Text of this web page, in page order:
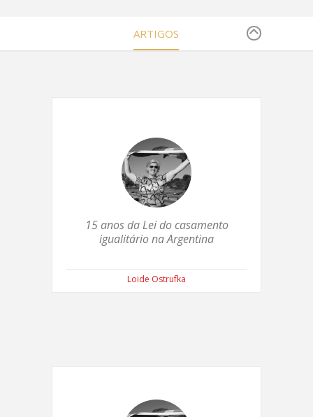
ARTIGOS
15 anos da Lei do casamento
igualitário na Argentina
Loide Ostrufka